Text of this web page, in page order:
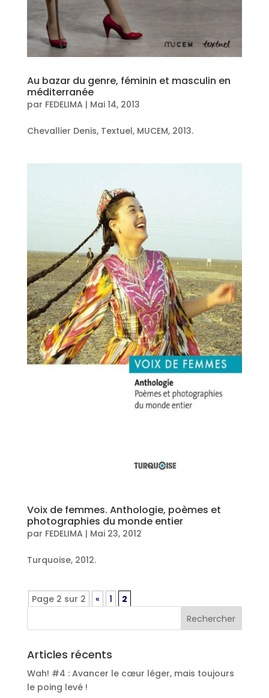
Au bazar du genre, féminin et masculin en
méditerranée
par FEDELIMA | Mai 14, 2013
Chevallier Denis, Textuel, MUCEM, 2013.
Voix de femmes. Anthologie, poèmes et
photographies du monde entier
par FEDELIMA | Mai 23, 2012
Turquoise, 2012.
Page 2 sur 2 « 1 2
Articles récents
Wah! #4 : Avancer le cœur léger, mais toujours
le poing levé !